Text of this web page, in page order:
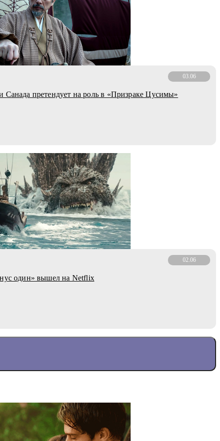
03.06
претендует на роль в «Призраке Цусимы»
02.06
один» вышел на Netflix